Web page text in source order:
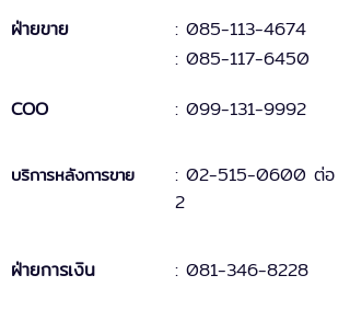
ฝ่ายขาย
: 085-113-4674
: 085-117-6450
COO
: 099-131-9992
บริการหลังการขาย : 02-515-0600 ต่อ
2
ฝ่ายการเงิน : 081-346-8228